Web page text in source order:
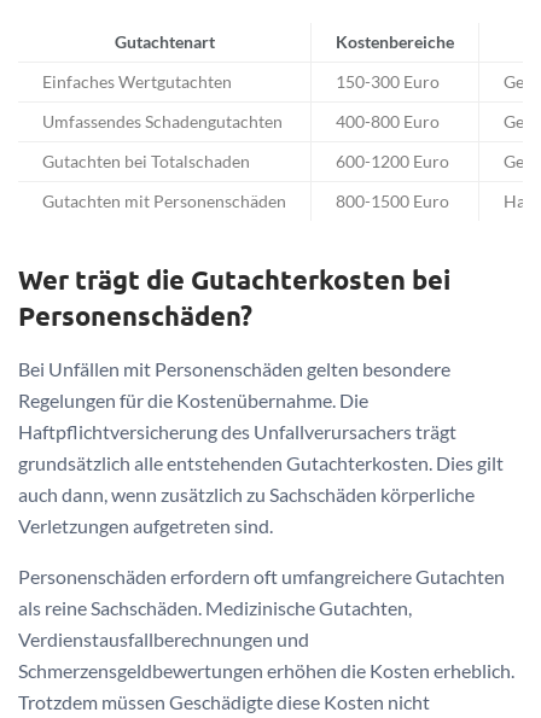
Gutachtenart Kostenbereiche
Einfaches Wertgutachten 150-300 Euro
Umfassendes Schadengutachten 400-800 Euro
Gutachten bei Totalschaden 600-1200 Euro
Gutachten mit Personenschäden 800-1500 Euro
Wer trägt die Gutachterkosten bei
Personenschäden?
Bei Unfällen mit Personenschäden gelten besondere
Regelungen für die Kostenübernahme. Die
Haftpflichtversicherung des Unfallverursachers trägt
grundsätzlich alle entstehenden Gutachterkosten. Dies gilt
auch dann, wenn zusätzlich zu Sachschäden körperliche
Verletzungen aufgetreten sind.
Personenschäden erfordern oft umfangreichere Gutachten
als reine Sachschäden. Medizinische Gutachten,
Verdienstausfallberechnungen und
Schmerzensgeldbewertungen erhöhen die Kosten erheblich.
Trotzdem müssen Geschädigte diese Kosten nicht